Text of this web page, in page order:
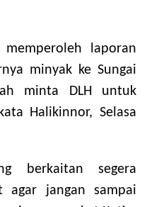
laporan
minyak ke Sungai
minta DLH untuk
kata Halikinnor, Selasa
berkaitan segera
agar jangan sampai